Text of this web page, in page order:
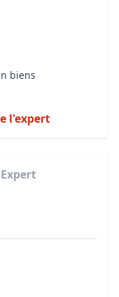
biens
l'expert
Expert